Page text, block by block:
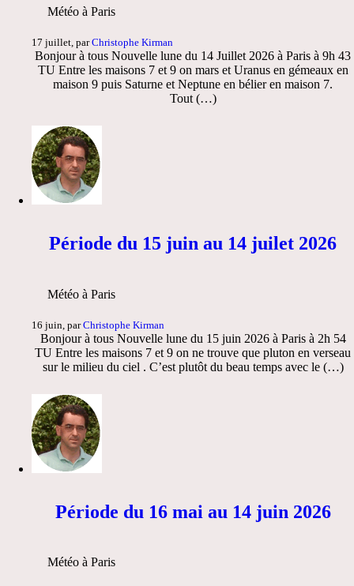
Météo à Paris
17 juillet, parChristophe Kirman
Bonjour à tous Nouvelle lune du 14 Juillet 2026 à Paris à 9h 43
TU Entre les maisons 7 et 9 on mars et Uranus en gémeaux en
maison 9 puis Saturne et Neptune en bélier en maison 7.
Tout (…)
Période du 15 juin au 14 juilet 2026
Météo à Paris
16 juin, parChristophe Kirman
Bonjour à tous Nouvelle lune du 15 juin 2026 à Paris à 2h 54
TU Entre les maisons 7 et 9 on ne trouve que pluton en verseau
sur le milieu du ciel . C’est plutôt du beau temps avec le (…)
Période du 16 mai au 14 juin 2026
Météo à Paris